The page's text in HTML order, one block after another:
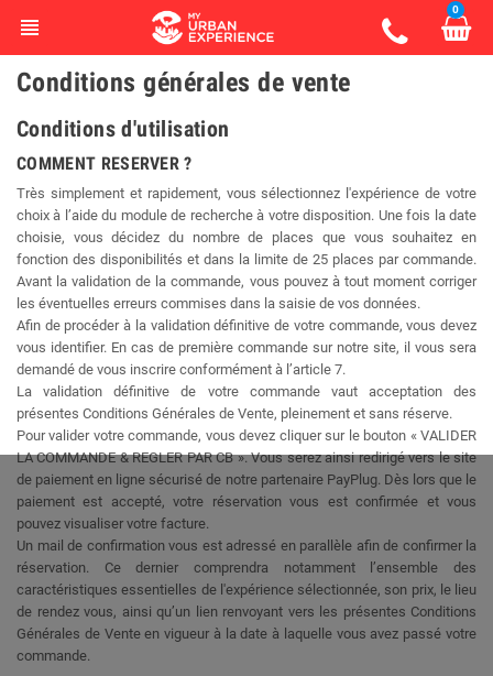
view_headline
0
Conditions générales de vente
Conditions d'utilisation
COMMENT RESERVER ?
Très simplement et rapidement, vous sélectionnez l'expérience de votre
choix à l’aide du module de recherche à votre disposition. Une fois la date
choisie, vous décidez du nombre de places que vous souhaitez en
fonction des disponibilités et dans la limite de 25 places par commande.
Avant la validation de la commande, vous pouvez à tout moment corriger
les éventuelles erreurs commises dans la saisie de vos données.
Afin de procéder à la validation définitive de votre commande, vous devez
vous identifier. En cas de première commande sur notre site, il vous sera
demandé de vous inscrire conformément à l’article 7.
La validation définitive de votre commande vaut acceptation des
présentes Conditions Générales de Vente, pleinement et sans réserve.
Pour valider votre commande, vous devez cliquer sur le bouton « VALIDER
LA COMMANDE & REGLER PAR CB ». Vous serez ainsi redirigé vers le site
de paiement en ligne sécurisé de notre partenaire PayPlug. Dès lors que le
paiement est accepté, votre réservation vous est confirmée et vous
pouvez visualiser votre facture.
Un mail de confirmation vous est adressé en parallèle afin de confirmer la
réservation. Ce dernier comprendra notamment l’ensemble des
caractéristiques essentielles de l'expérience sélectionnée, son prix, le lieu
de rendez vous, ainsi qu’un lien renvoyant vers les présentes Conditions
Générales de Vente en vigueur à la date à laquelle vous avez passé votre
commande.